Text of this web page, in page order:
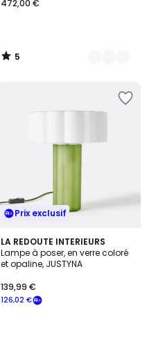
472,00 €
5
/
Prix exclusif
LA REDOUTE INTERIEURS
Lampe à poser, en verre coloré
et opaline, JUSTYNA
126,02 €
139,99 €